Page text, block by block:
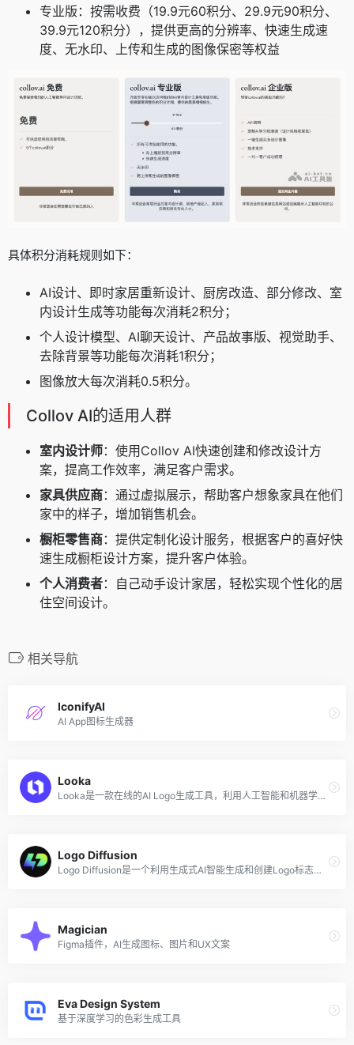
专业版：按需收费（19.9元60积分、29.9元90积分、
39.9元120积分），提供更高的分辨率、快速生成速
度、无水印、上传和生成的图像保密等权益
具体积分消耗规则如下：
AI设计、即时家居重新设计、厨房改造、部分修改、室
内设计生成等功能每次消耗2积分；
个人设计模型、AI聊天设计、产品故事版、视觉助手、
去除背景等功能每次消耗1积分；
图像放大每次消耗0.5积分。
Collov AI的适用人群
室内设计师：使用Collov AI快速创建和修改设计方
案，提高工作效率，满足客户需求。
家具供应商：通过虚拟展示，帮助客户想象家具在他们
家中的样子，增加销售机会。
橱柜零售商：提供定制化设计服务，根据客户的喜好快
速生成橱柜设计方案，提升客户体验。
个人消费者：自己动手设计家居，轻松实现个性化的居
住空间设计。
相关导航
IconifyAI
AI App图标生成器
Looka
Looka是一款在线的AI Logo生成工具，利用人工智能和机器学习算法帮助企业和个人创建定制化的Logo。该AI生成器操作简单直观，任何人都可以轻松创建出专业精美的Logo，而不需要任何设计经验。使用Looka，用户可以从各种设计模板中选择，自定义Logo的颜色、字体和图标，并获取可用于各种用途的高分辨率图形。Looka的AI算法会分析用户输入和偏好，智能生成符合品牌个性和风格的独特的和定制化的Logo。
Logo Diffusion
Logo Diffusion是一个利用生成式AI智能生成和创建Logo标志的工具，无需掌握专业的设计能力，输入文本提示词后即可生成多种风格的Logo和标志，如卡通、绘画、抽象、徽标、水彩、像素画等。生成的Logo还支持将图像文件导出为透明背景的PNG或矢量文件，以便后续修改或在线直接使用。
Magician
Figma插件，AI生成图标、图片和UX文案
Eva Design System
基于深度学习的色彩生成工具